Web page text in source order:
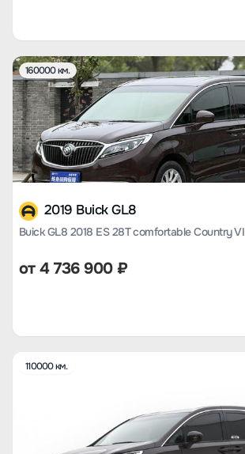
160000 км.
2019 Buick GL8
Buick GL8 2018 ES 28T comfortable Country VI
от4 736 900₽
110000 км.